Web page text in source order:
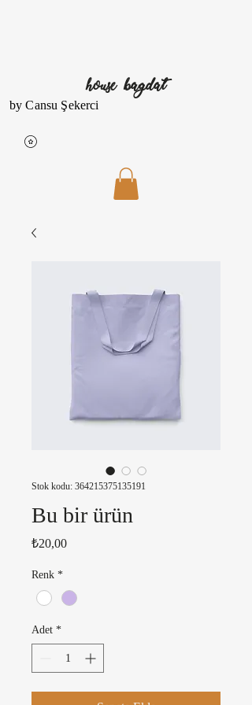
house bagdat
by Cansu Şekerci
Stok kodu: 364215375135191
Bu bir ürün
₺20,00Fiyat
Renk *
Adet *